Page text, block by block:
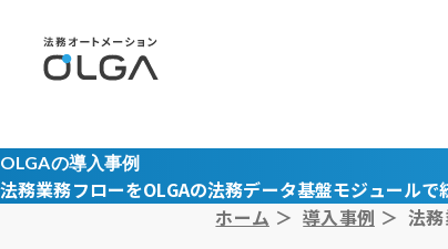
OLGAの導入事例
法務業務フローをOLGAの法務データ基盤モジュール
ホーム ＞ 導入事例 ＞ 法